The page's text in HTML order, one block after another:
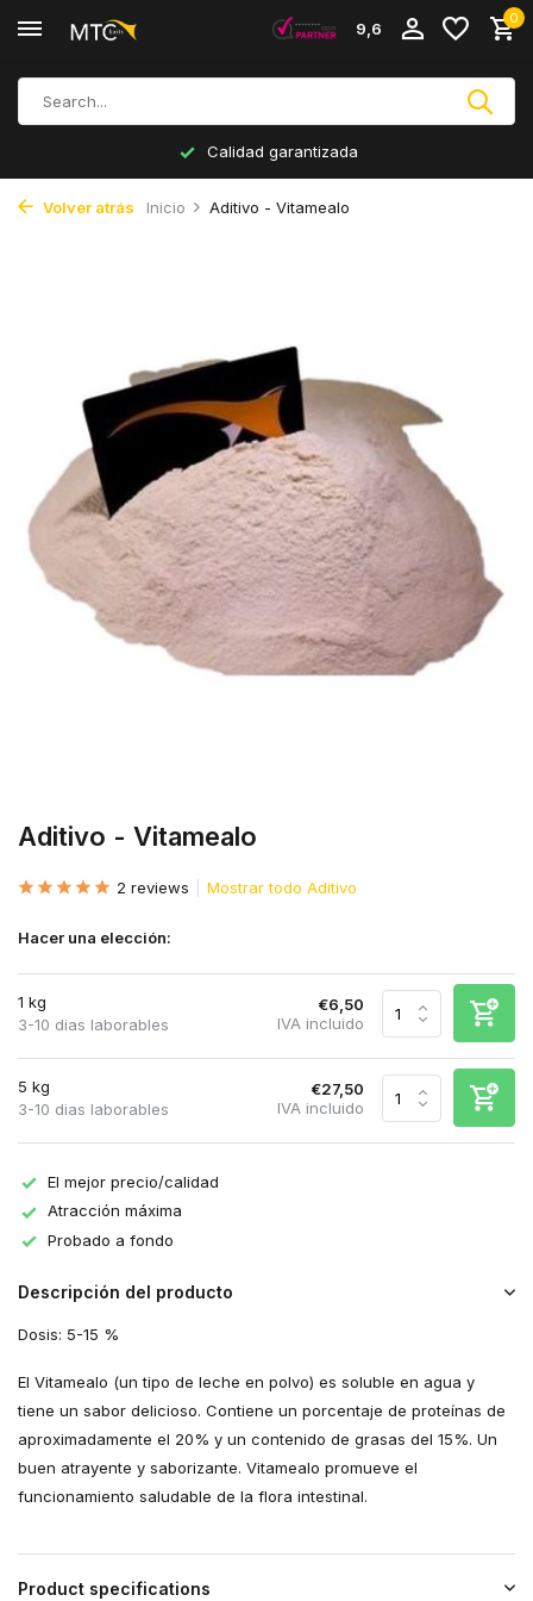
9,6
0
Calidad garantizada
Volver atrás Inicio Aditivo - Vitamealo
Aditivo - Vitamealo
2 reviews Mostrar todo Aditivo
Hacer una elección:
1 kg
3-10 dias laborables
€6,50
IVA incluido
5 kg
3-10 dias laborables
€27,50
IVA incluido
El mejor precio/calidad
Atracción máxima
Probado a fondo
Descripción del producto
Dosis: 5-15 %
El Vitamealo (un tipo de leche en polvo) es soluble en agua y
tiene un sabor delicioso. Contiene un porcentaje de proteínas de
aproximadamente el 20% y un contenido de grasas del 15%. Un
buen atrayente y saborizante. Vitamealo promueve el
funcionamiento saludable de la flora intestinal.
Product specifications